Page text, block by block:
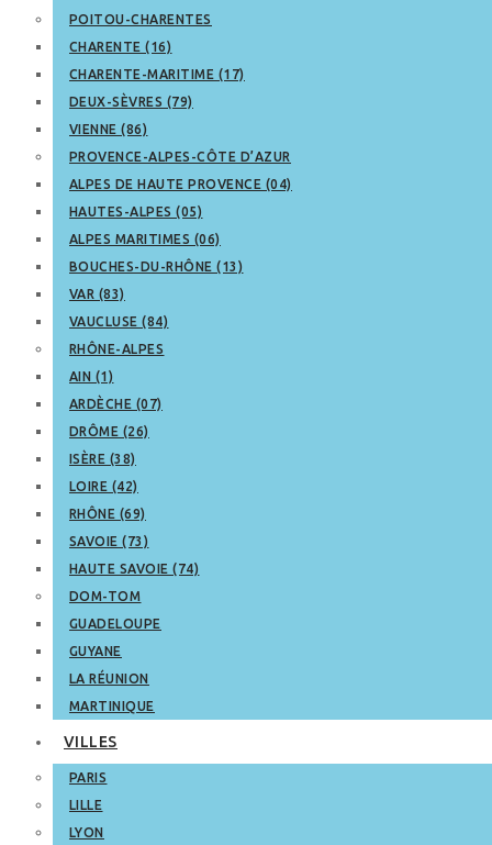
POITOU-CHARENTES
CHARENTE (16)
CHARENTE-MARITIME (17)
DEUX-SÈVRES (79)
VIENNE (86)
PROVENCE-ALPES-CÔTE D’AZUR
ALPES DE HAUTE PROVENCE (04)
HAUTES-ALPES (05)
ALPES MARITIMES (06)
BOUCHES-DU-RHÔNE (13)
VAR (83)
VAUCLUSE (84)
RHÔNE-ALPES
AIN (1)
ARDÈCHE (07)
DRÔME (26)
ISÈRE (38)
LOIRE (42)
RHÔNE (69)
SAVOIE (73)
HAUTE SAVOIE (74)
DOM-TOM
GUADELOUPE
GUYANE
LA RÉUNION
MARTINIQUE
VILLES
PARIS
LILLE
LYON